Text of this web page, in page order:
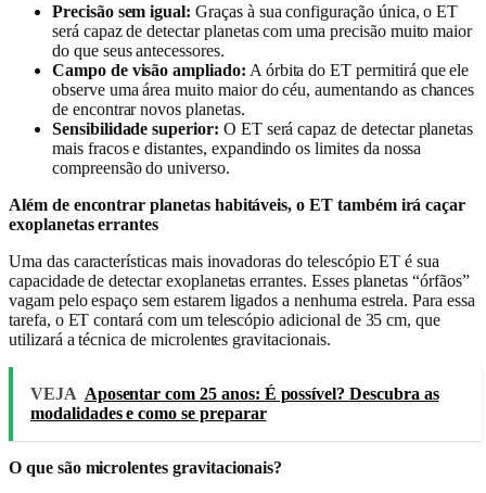
Precisão sem igual: Graças à sua configuração única, o ET
será capaz de detectar planetas com uma precisão muito maior
do que seus antecessores.
Campo de visão ampliado: A órbita do ET permitirá que ele
observe uma área muito maior do céu, aumentando as chances
de encontrar novos planetas.
Sensibilidade superior: O ET será capaz de detectar planetas
mais fracos e distantes, expandindo os limites da nossa
compreensão do universo.
Além de encontrar planetas habitáveis, o ET também irá caçar
exoplanetas errantes
Uma das características mais inovadoras do telescópio ET é sua
capacidade de detectar exoplanetas errantes. Esses planetas “órfãos”
vagam pelo espaço sem estarem ligados a nenhuma estrela. Para essa
tarefa, o ET contará com um telescópio adicional de 35 cm, que
utilizará a técnica de microlentes gravitacionais.
VEJA Aposentar com 25 anos: É possível? Descubra as
modalidades e como se preparar
O que são microlentes gravitacionais?